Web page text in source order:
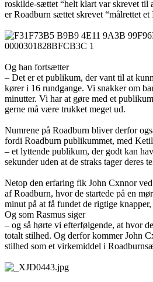
roskilde-sættet “helt klart var skrevet til
er Roadburn sættet skrevet “målrettet
Og han fortsætter
– Det er et publikum, der vant til at
kører i 16 rundgange. Vi snakker om
minutter. Vi har at gøre med et
gerne må være trukket meget ud.
Numrene på Roadburn bliver derfor
fordi Roadburn publikummet, med
– et lyttende publikum, der godt kan
sekunder uden at de straks tager deres
Netop den erfaring fik John Cxnnor
af Roadburn, hvor de startede på en
minut på at få fundet de rigtige
Og som Rasmus siger
– og så hørte vi efterfølgende, at hvor
totalt stilhed. Og derfor kommer John
stilhed som et virkemiddel i